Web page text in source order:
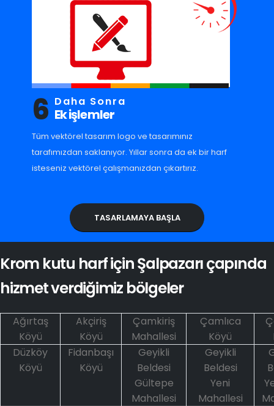
6 Daha Sonra
Ek işlemler
Tüm vektörel tasarım logo ve tasarımınız
tarafımızdan saklanıyor. Yıllar sonra da ek bir harf
isteseniz vektörel çalışmanızdan çıkartırız.
TASARLAMAYA BAŞLA
Krom kutu harf için Şalpazarı çapında
hizmet verdiğimiz bölgeler
Ağırtaş
Köyü
Akçiriş
Köyü
Çamkiriş
Mahallesi
Çamlıca
Köyü
Düzköy
Köyü
Fidanbaşı
Köyü
Geyikli
Beldesi
Gültepe
Mahallesi
Geyikli
Beldesi
Yeni
Mahallesi